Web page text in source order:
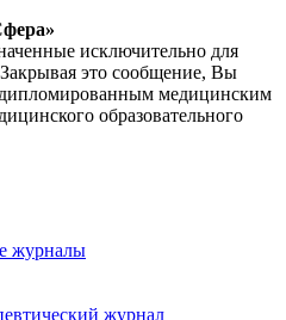
исключительно для
это сообщение, Вы
дипломированным медицинским
образовательного
журналы
журнал